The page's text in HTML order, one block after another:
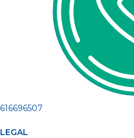
616696507
LEGAL